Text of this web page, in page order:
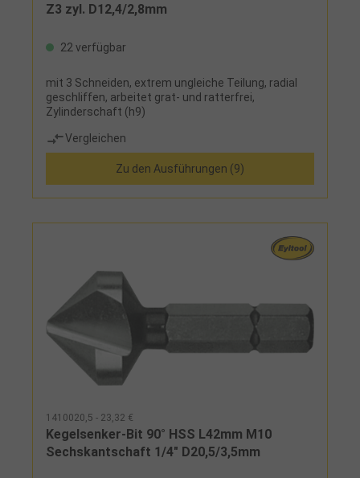
Z3 zyl. D12,4/2,8mm
22 verfügbar
mit 3 Schneiden, extrem ungleiche Teilung, radial
geschliffen, arbeitet grat- und ratterfrei,
Zylinderschaft (h9)
Vergleichen
Zu den Ausführungen (9)
1410020,5 - 23,32 €
Kegelsenker-Bit 90° HSS L42mm M10
Sechskantschaft 1/4" D20,5/3,5mm